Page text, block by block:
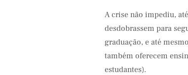
A crise não impediu,
desdobrassem para
graduação, e até
também oferecem
estudantes).